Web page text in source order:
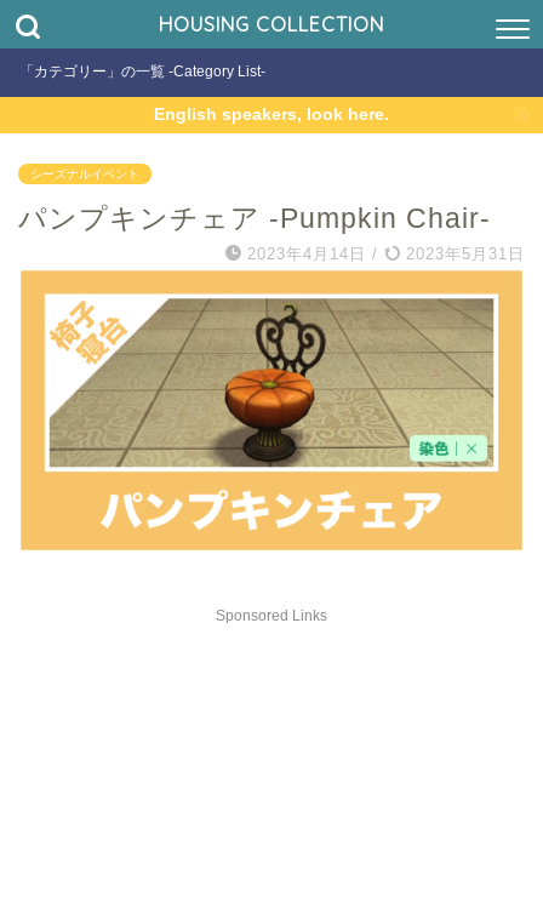
HOUSING COLLECTION
「カテゴリー」の一覧 -Category List-
English speakers, look here.
シーズナルイベント
パンプキンチェア -Pumpkin Chair-
2023年4月14日 / 2023年5月31日
Sponsored Links